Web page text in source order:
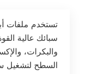
تستخدم ملفات
سبائك عالية
والبكرات،
السطح لتشغيل